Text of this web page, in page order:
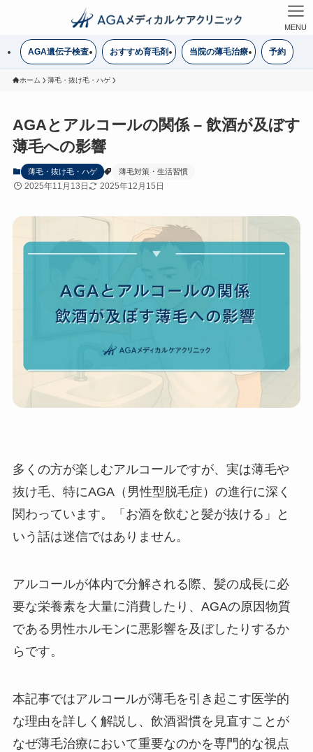
MENU
AGA遺伝子検査 おすすめ育毛剤 当院の薄毛治療 予約
ホーム 薄毛・抜け毛・ハゲ
AGAとアルコールの関係 – 飲酒が及ぼす
薄毛への影響
薄毛・抜け毛・ハゲ 薄毛対策・生活習慣
2025年11月13日 2025年12月15日
多くの方が楽しむアルコールですが、実は薄毛や
抜け毛、特にAGA（男性型脱毛症）の進行に深く
関わっています。「お酒を飲むと髪が抜ける」と
いう話は迷信ではありません。
アルコールが体内で分解される際、髪の成長に必
要な栄養素を大量に消費したり、AGAの原因物質
である男性ホルモンに悪影響を及ぼしたりするか
らです。
本記事ではアルコールが薄毛を引き起こす医学的
な理由を詳しく解説し、飲酒習慣を見直すことが
なぜ薄毛治療において重要なのかを専門的な視点